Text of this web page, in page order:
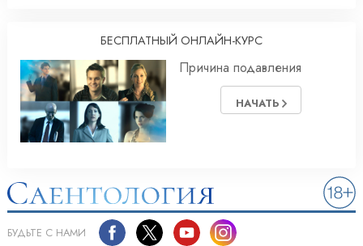
БЕСПЛАТНЫЙ ОНЛАЙН-КУРС
Причина подавления
НАЧАТЬ
БУДЬТЕ С НАМИ